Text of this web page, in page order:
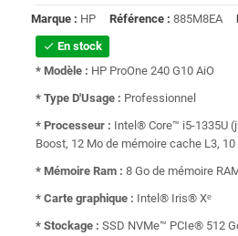
Marque : HP Référence : 885M8EA
check En stock
* Modèle : HP ProOne 240 G10 AiO
* Type D'Usage : Professionnel
* Processeur : Intel® Core™ i5-1335U
Boost, 12 Mo de mémoire cache L3,
* Mémoire Ram : 8 Go de mémoire
* Carte graphique : Intel® Iris® Xᵉ
* Stockage : SSD NVMe™ PCIe® 512